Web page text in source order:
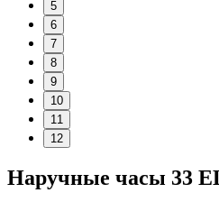
5
6
7
8
9
10
11
12
Наручные часы 33